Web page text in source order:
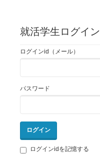
就活学生ログイン
ログインid（メール）
パスワード
ログインidを記憶する